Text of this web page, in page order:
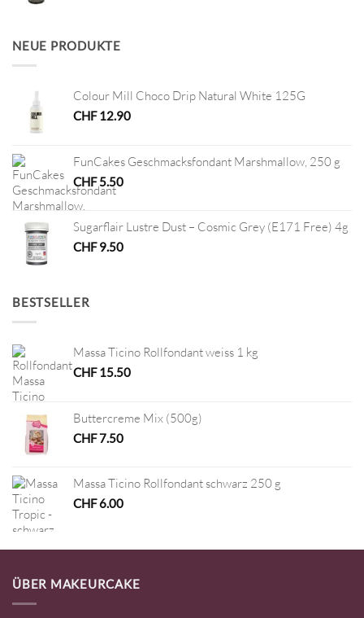
NEUE PRODUKTE
Colour Mill Choco Drip Natural White 125G
CHF12.90
FunCakes Geschmacksfondant Marshmallow, 250 g
CHF5.50
Sugarflair Lustre Dust – Cosmic Grey (E171 Free) 4g
CHF9.50
BESTSELLER
Massa Ticino Rollfondant weiss 1 kg
CHF15.50
Buttercreme Mix (500g)
CHF7.50
Massa Ticino Rollfondant schwarz 250 g
CHF6.00
ÜBER MAKEURCAKE